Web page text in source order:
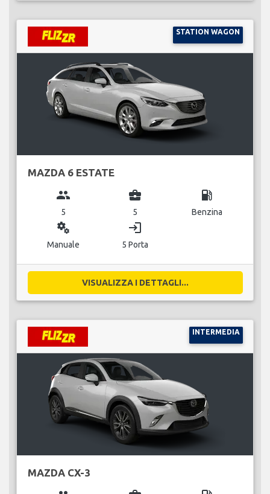
STATION WAGON
MAZDA 6 ESTATE
group
5
business_center
5
local_gas_station
Benzina
miscellaneous_services
Manuale
login
5 Porta
VISUALIZZA I DETTAGLI...
INTERMEDIA
MAZDA CX-3